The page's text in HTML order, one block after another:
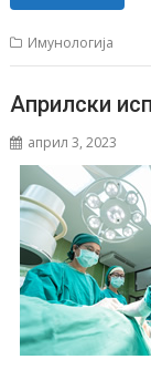
Имунологија
Априлски
април 3, 2023